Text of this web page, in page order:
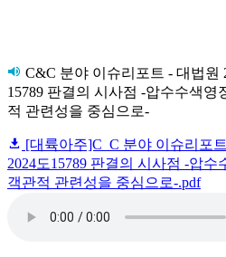
C&C 분야 이슈리포트 - 대법원
15789 판결의 시사점 -압수수색
적 관련성을 중심으로-
[대륙아주]C_C 분야 이슈리포
2024도15789 판결의 시사점 -압
객관적 관련성을 중심으로-.pdf